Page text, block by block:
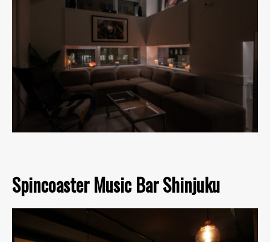
Spincoaster Music Bar Shinjuku